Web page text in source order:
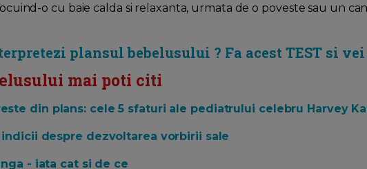
o cu baie calda si relaxanta, urmata de o poveste sau un
plansul bebelusului ? Fa acest TEST si
mai poti citi
din plans: cele 5 sfaturi ale pediatrului celebru Harvey
despre dezvoltarea vorbirii sale
- iata cat si de ce